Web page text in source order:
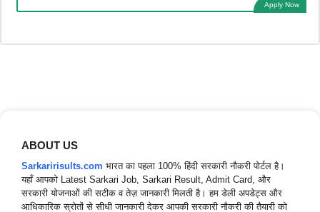
Apply Now
ABOUT US
Sarkaririsults.com भारत का पहला 100% हिंदी सरकारी नौकरी पोर्टल है।
यहाँ आपको Latest Sarkari Job, Sarkari Result, Admit Card, और
सरकारी योजनाओं की सटीक व तेज़ जानकारी मिलती है। हम डेली अपडेट्स और
आधिकारिक स्रोतों से सीधी जानकारी देकर आपकी सरकारी नौकरी की तैयारी को